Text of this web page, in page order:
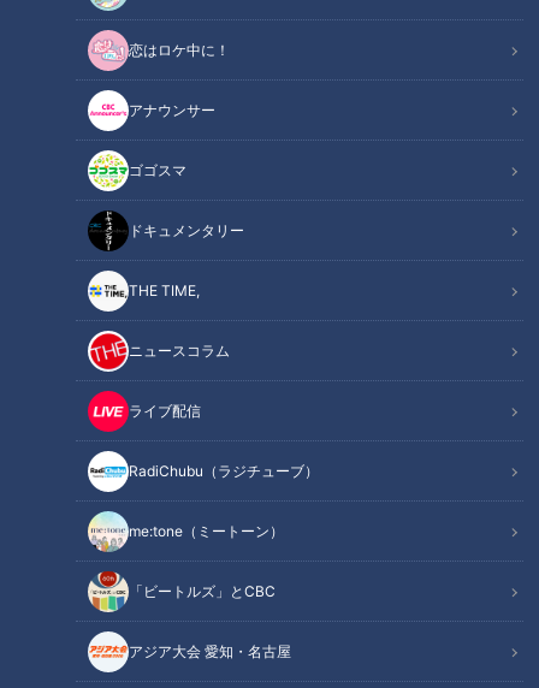
恋はロケ中に！
アナウンサー
ゴゴスマ
ドキュメンタリー
THE TIME,
ニュースコラム
ライブ配信
RadiChubu（ラジチューブ）
me:tone（ミートーン）
「ビートルズ」とCBC
アジア大会 愛知・名古屋
悪い】‥難病・道化師様魚鱗癬 ～配信型ドキュメンタリー「ピエロと
呼ばれた息子」第108話
この記事の画像（全1枚）
この記事を見たあなたへのおすすめ
車いすの使用も検討…これも魚
鱗癬の症状の１つです～定期配
信型ドキュメンタリー「ピエロ
と呼ばれた息子」第83話
式を迎えた今、思うこと～定期
配信型ドキュメンタリー「ピエ
ロと呼ばれた息子」第86話